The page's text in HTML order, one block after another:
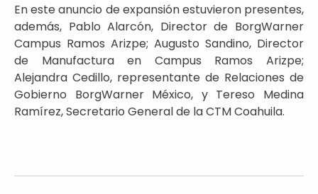
En este anuncio de expansión estuvieron presentes,
además, Pablo Alarcón, Director de BorgWarner
Campus Ramos Arizpe; Augusto Sandino, Director
de Manufactura en Campus Ramos Arizpe;
Alejandra Cedillo, representante de Relaciones de
Gobierno BorgWarner México, y Tereso Medina
Ramírez, Secretario General de la CTM Coahuila.